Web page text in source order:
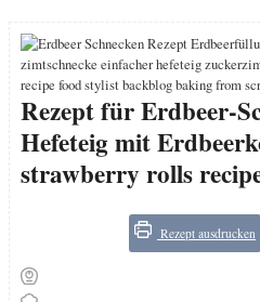
Rezept für Erdbeer-
Hefeteig mit
strawberry rolls
Rezept ausdrucken